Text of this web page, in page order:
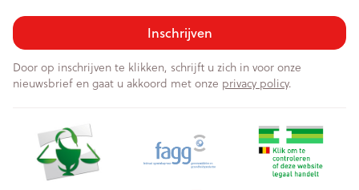
Inschrijven
Door op inschrijven te klikken, schrijft u zich in voor onze
nieuwsbrief en gaat u akkoord met onze privacy policy.